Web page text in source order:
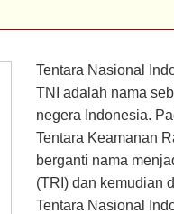
Tentara Nasional
TNI adalah nama
negera Indonesia.
Tentara Keamanan
berganti nama
(TRI) dan kemudian
Tentara Nasional